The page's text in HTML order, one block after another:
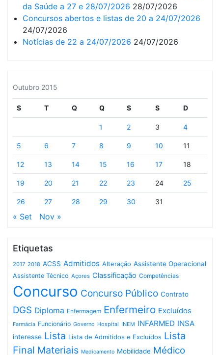
da Saúde a 27 e 28/07/2026 28/07/2026
Concursos abertos e listas de 20 a 24/07/2026
24/07/2026
Notícias de 22 a 24/07/2026 24/07/2026
Outubro 2015
S T Q Q S S D
1 2 3 4
5 6 7 8 9 10 11
12 13 14 15 16 17 18
19 20 21 22 23 24 25
26 27 28 29 30 31
« Set Nov »
Etiquetas
2017 2018 ACSS Admitidos Alteração Assistente Operacional
Assistente Técnico Açores Classificação Competências
Concurso Concurso Público Contrato
DGS Diploma Enfermagem Enfermeiro Excluídos
Farmácia Funcionário Governo Hospital INEM INFARMED INSA
interesse Lista Lista de Admitidos e Excluídos Lista
Final Materiais Medicamento Mobilidade Médico